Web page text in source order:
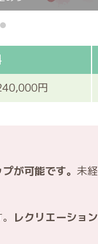
円
が可能です。 未
レクリエーショ